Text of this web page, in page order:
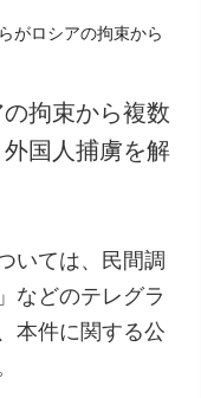
ービス
読
ォトバンク
拘束から複数
国人捕虜を解
いては、民間調
などのテレグラ
本件に関する公